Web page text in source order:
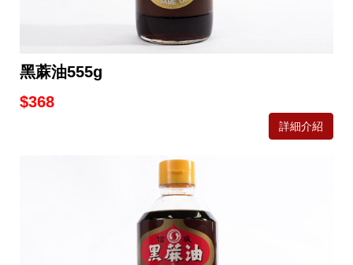
黑蔴油555g
$368
詳細介紹